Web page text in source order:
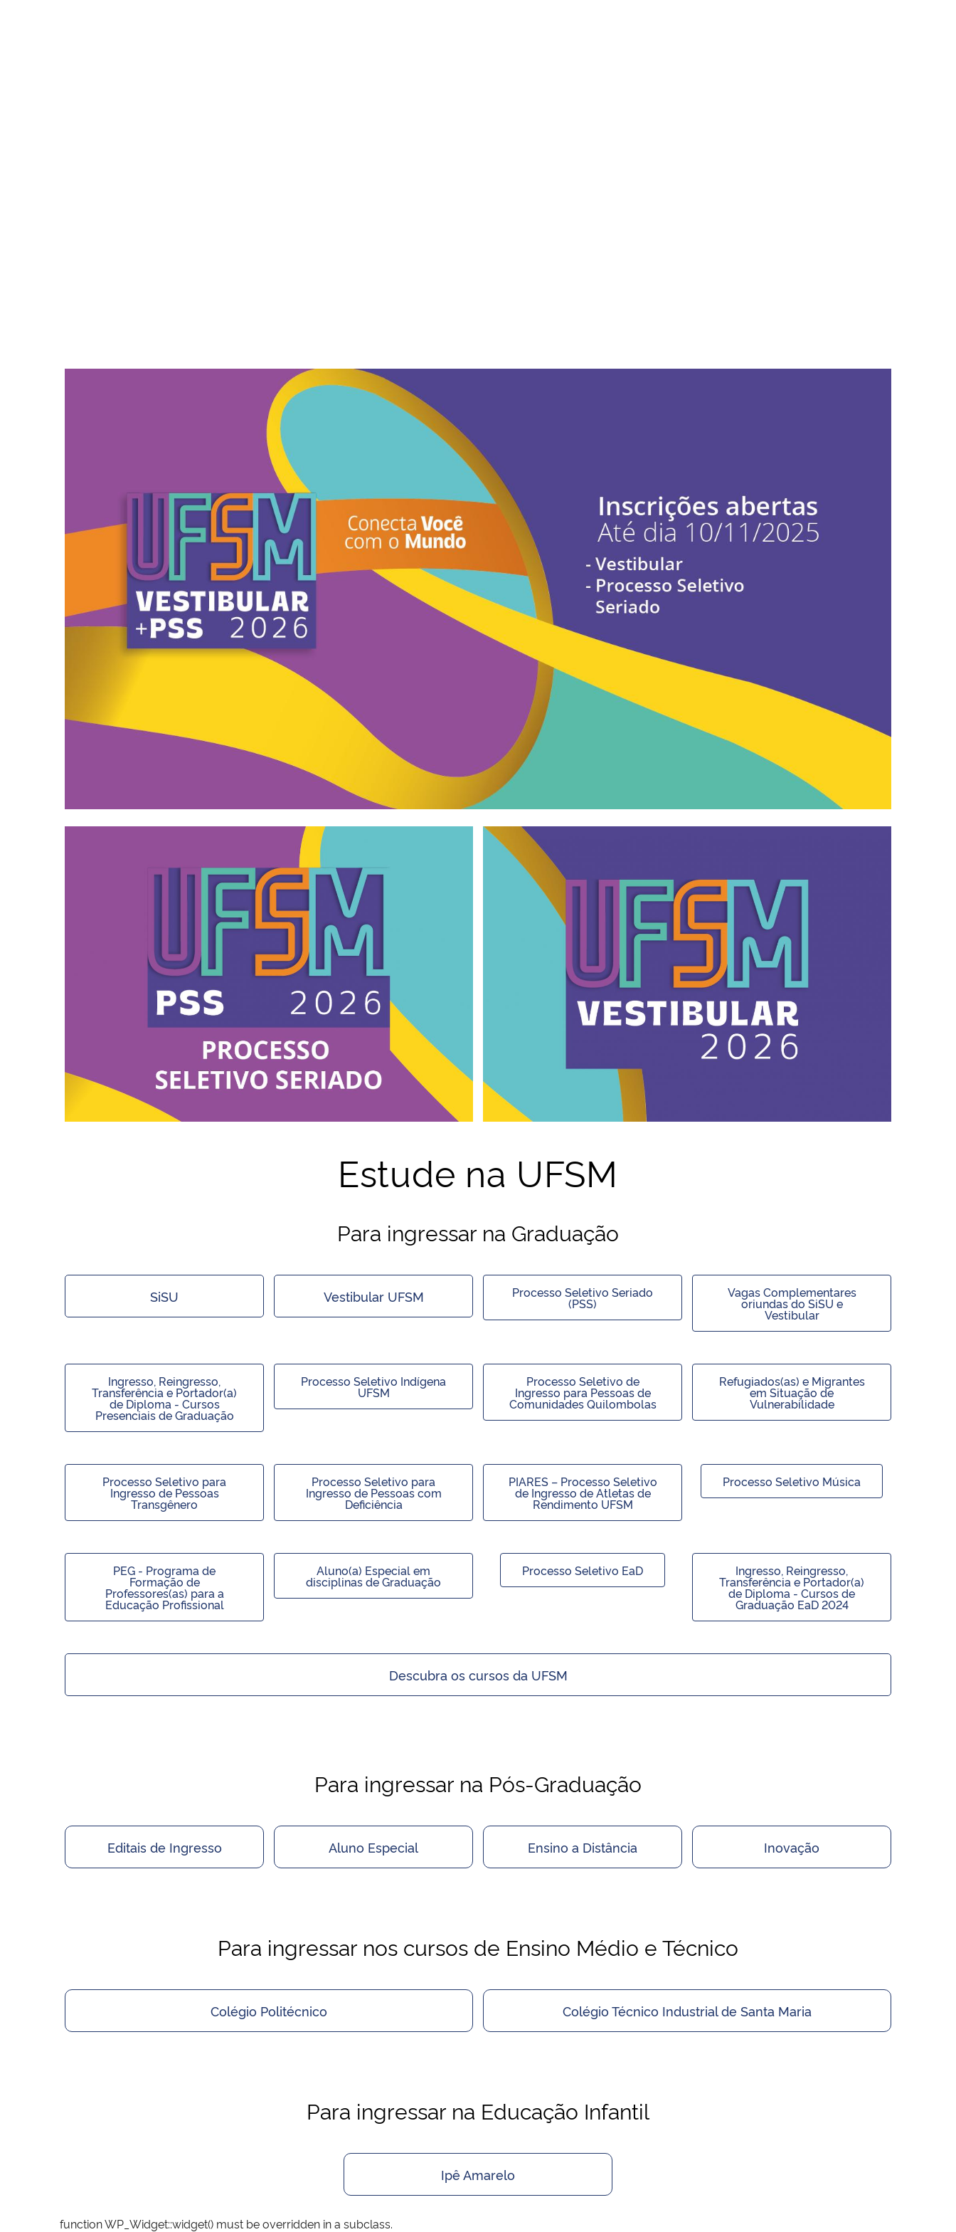
Estude na UFSM
Para ingressar na Graduação
SiSU Vestibular UFSM Processo Seletivo Seriado
(PSS)
Vagas Complementares
oriundas do SiSU e
Vestibular
Ingresso, Reingresso,
Transferência e Portador(a)
de Diploma - Cursos
Presenciais de Graduação
Processo Seletivo Indígena
UFSM
Processo Seletivo de
Ingresso para Pessoas de
Comunidades Quilombolas
Refugiados(as) e Migrantes
em Situação de
Vulnerabilidade
Processo Seletivo para
Ingresso de Pessoas
Transgênero
Processo Seletivo para
Ingresso de Pessoas com
Deficiência
PIARES – Processo Seletivo
de Ingresso de Atletas de
Rendimento UFSM
Processo Seletivo Música
PEG - Programa de
Formação de
Professores(as) para a
Educação Profissional
Aluno(a) Especial em
disciplinas de Graduação
Processo Seletivo EaD Ingresso, Reingresso,
Transferência e Portador(a)
de Diploma - Cursos de
Graduação EaD 2024
Descubra os cursos da UFSM
Para ingressar na Pós-Graduação
Editais de Ingresso Aluno Especial Ensino a Distância Inovação
Para ingressar nos cursos de Ensino Médio e Técnico
Colégio Politécnico Colégio Técnico Industrial de Santa Maria
Para ingressar na Educação Infantil
Ipê Amarelo
function WP_Widget::widget() must be overridden in a subclass.